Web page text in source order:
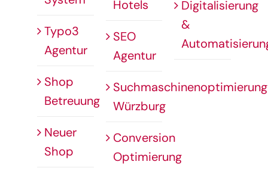
Typo3
Agentur
Shop
Betreuung
Neuer
Shop
Hotels
SEO
Agentur
Suchmaschinenoptimierung
Würzburg
Conversion
Optimierung
Digitalisierung
&